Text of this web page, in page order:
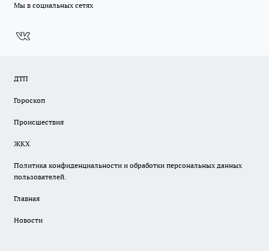
Мы в социальных сетях
ДТП
Гороскоп
Происшествия
ЖКХ
Политика конфиденциальности и обработки персональных данных
пользователей.
Главная
Новости